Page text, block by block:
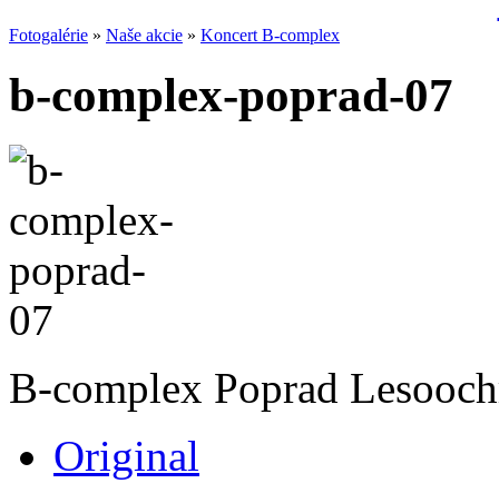
Fotogalérie » Naše akcie » Koncert B-complex
b-complex-poprad-07
B-complex Poprad
Original